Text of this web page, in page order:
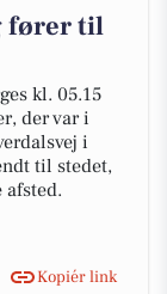
fører til
kl. 05.15
der var i
i
til stedet,
Kopiér link